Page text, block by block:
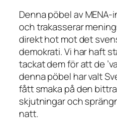
Denna pöbel av
och trakasserar
direkt hot mot det
demokrati. Vi har haft
tackat dem för att de
denna pöbel har valt
fått smaka på den
skjutningar och
natt.